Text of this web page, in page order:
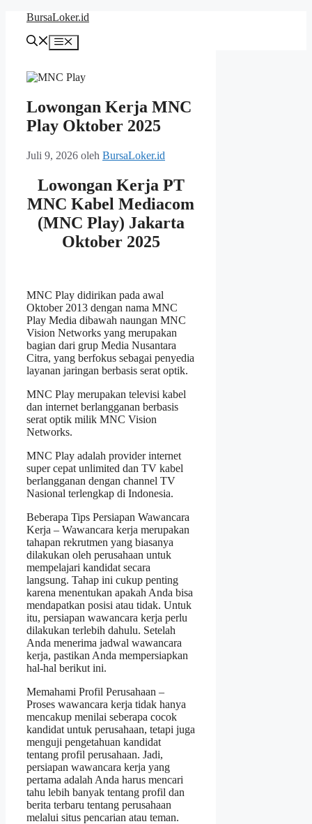
Langsung
BursaLoker.id
Menu
Lowongan Kerja MNC
Play Oktober 2025
Juli 9, 2026 oleh BursaLoker.id
Lowongan Kerja PT
MNC Kabel Mediacom
(MNC Play) Jakarta
Oktober 2025
MNC Play didirikan pada awal
Oktober 2013 dengan nama MNC
Play Media dibawah naungan MNC
Vision Networks yang merupakan
bagian dari grup Media Nusantara
Citra, yang berfokus sebagai penyedia
layanan jaringan berbasis serat optik.
MNC Play merupakan televisi kabel
dan internet berlangganan berbasis
serat optik milik MNC Vision
Networks.
MNC Play adalah provider internet
super cepat unlimited dan TV kabel
berlangganan dengan channel TV
Nasional terlengkap di Indonesia.
Beberapa Tips Persiapan Wawancara
Kerja – Wawancara kerja merupakan
tahapan rekrutmen yang biasanya
dilakukan oleh perusahaan untuk
mempelajari kandidat secara
langsung. Tahap ini cukup penting
karena menentukan apakah Anda bisa
mendapatkan posisi atau tidak. Untuk
itu, persiapan wawancara kerja perlu
dilakukan terlebih dahulu. Setelah
Anda menerima jadwal wawancara
kerja, pastikan Anda mempersiapkan
hal-hal berikut ini.
Memahami Profil Perusahaan –
Proses wawancara kerja tidak hanya
mencakup menilai seberapa cocok
kandidat untuk perusahaan, tetapi juga
menguji pengetahuan kandidat
tentang profil perusahaan. Jadi,
persiapan wawancara kerja yang
pertama adalah Anda harus mencari
tahu lebih banyak tentang profil dan
berita terbaru tentang perusahaan
melalui situs pencarian atau teman.